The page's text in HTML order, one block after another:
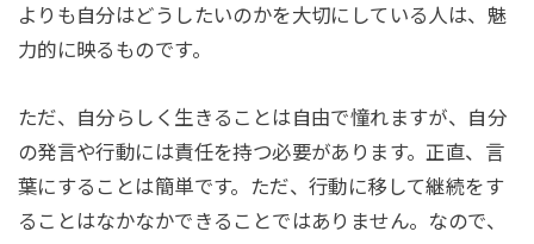
よりも自分はどうしたいのかを大切にしている人は、魅
力的に映るものです。
ただ、自分らしく生きることは自由で憧れますが、自分
の発言や行動には責任を持つ必要があります。正直、言
葉にすることは簡単です。ただ、行動に移して継続をす
ることはなかなかできることではありません。なので、